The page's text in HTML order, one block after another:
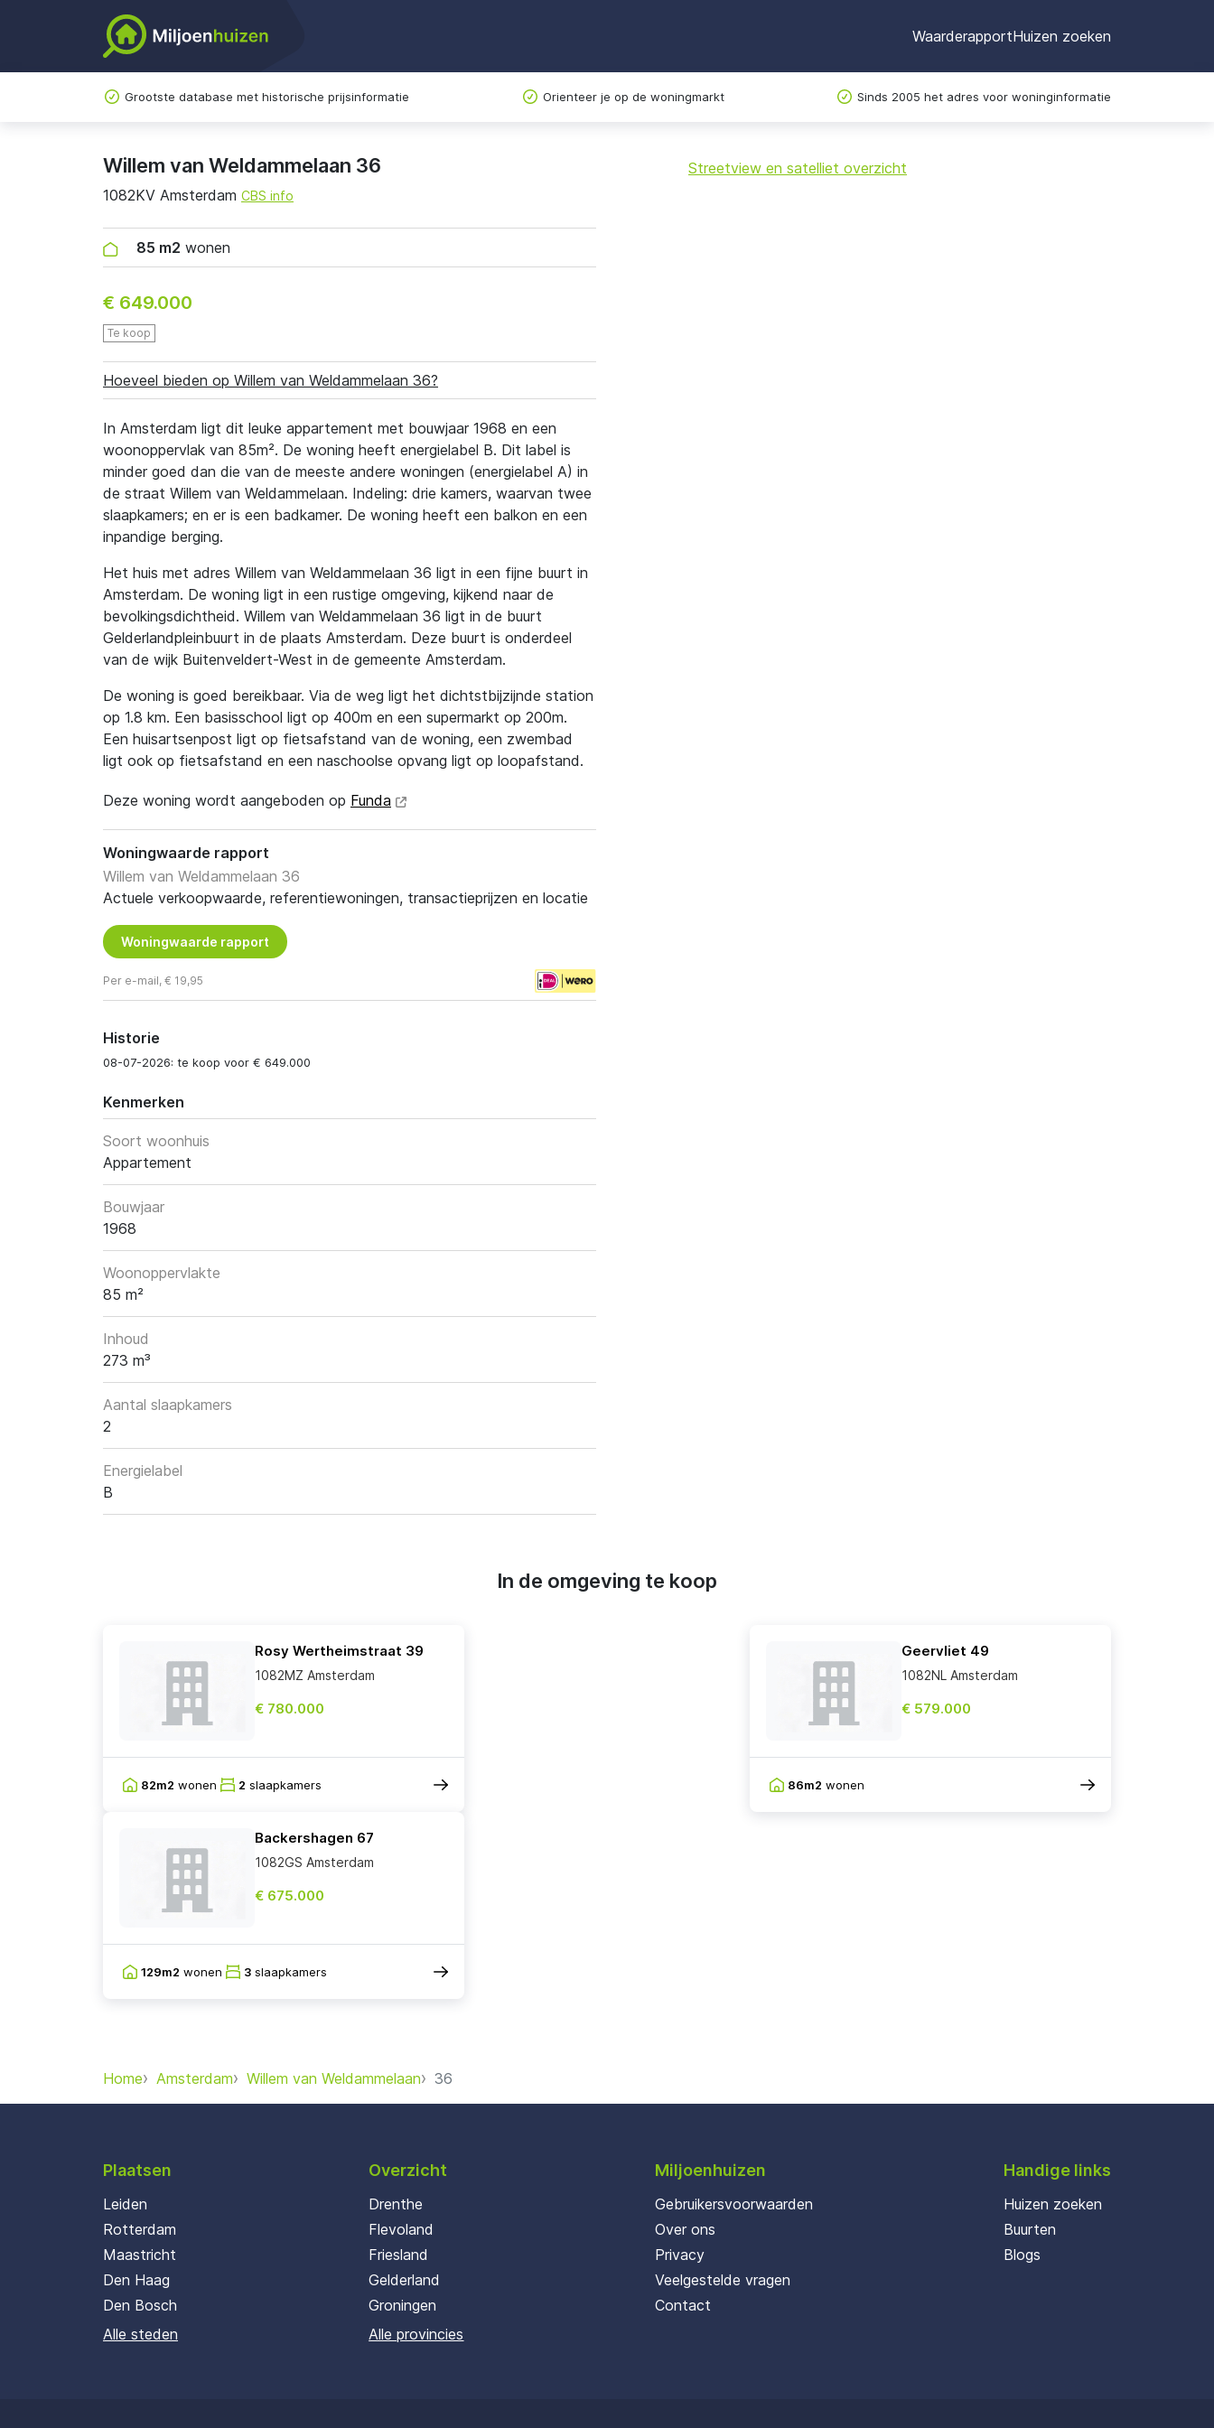
WaarderapportHuizen zoeken
Grootste database met historische prijsinformatie Orienteer je op de woningmarkt Sinds 2005 het adres voor woninginformatie
Willem van Weldammelaan 36
1082KV Amsterdam CBS info
85 m2 wonen
€ 649.000
Te koop
Hoeveel bieden op Willem van Weldammelaan 36?
In Amsterdam ligt dit leuke appartement met bouwjaar 1968 en een
woonoppervlak van 85m². De woning heeft energielabel B. Dit label is
minder goed dan die van de meeste andere woningen (energielabel A) in
de straat Willem van Weldammelaan. Indeling: drie kamers, waarvan twee
slaapkamers; en er is een badkamer. De woning heeft een balkon en een
inpandige berging.
Het huis met adres Willem van Weldammelaan 36 ligt in een fijne buurt in
Amsterdam. De woning ligt in een rustige omgeving, kijkend naar de
bevolkingsdichtheid. Willem van Weldammelaan 36 ligt in de buurt
Gelderlandpleinbuurt in de plaats Amsterdam. Deze buurt is onderdeel
van de wijk Buitenveldert-West in de gemeente Amsterdam.
De woning is goed bereikbaar. Via de weg ligt het dichtstbijzijnde station
op 1.8 km. Een basisschool ligt op 400m en een supermarkt op 200m.
Een huisartsenpost ligt op fietsafstand van de woning, een zwembad
ligt ook op fietsafstand en een naschoolse opvang ligt op loopafstand.
Deze woning wordt aangeboden op Funda
Woningwaarde rapport
Willem van Weldammelaan 36
Actuele verkoopwaarde, referentiewoningen, transactieprijzen en locatie
Woningwaarde rapport
Per e-mail, € 19,95
Historie
08-07-2026: te koop voor € 649.000
Kenmerken
Soort woonhuis
Appartement
Bouwjaar
1968
Woonoppervlakte
85 m²
Inhoud
273 m³
Aantal slaapkamers
2
Energielabel
B
+
Streetview en satelliet overzicht
In de omgeving te koop
Rosy Wertheimstraat 39
1082MZ Amsterdam
€ 780.000
82m2 wonen 2 slaapkamers
Geervliet 49
1082NL Amsterdam
€ 579.000
86m2 wonen
Backershagen 67
1082GS Amsterdam
€ 675.000
129m2 wonen 3 slaapkamers
Home Amsterdam Willem van Weldammelaan 36
Plaatsen
Leiden
Rotterdam
Maastricht
Den Haag
Den Bosch
Alle steden
Overzicht
Drenthe
Flevoland
Friesland
Gelderland
Groningen
Alle provincies
Miljoenhuizen
Gebruikersvoorwaarden
Over ons
Privacy
Veelgestelde vragen
Contact
Handige links
Huizen zoeken
Buurten
Blogs